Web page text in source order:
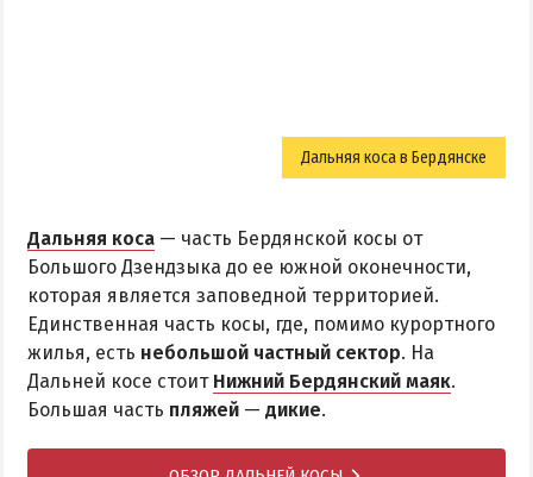
Дальняя коса в Бердянске
Дальняя коса — часть Бердянской косы от
Большого Дзендзыка до ее южной оконечности,
которая является заповедной территорией.
Единственная часть косы, где, помимо курортного
жилья, есть небольшой частный сектор. На
Дальней косе стоит Нижний Бердянский маяк.
Большая часть пляжей — дикие.